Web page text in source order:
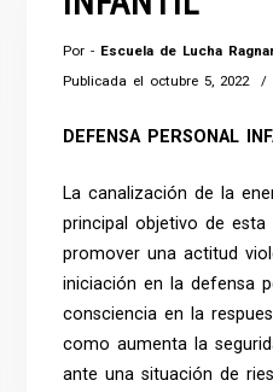
Por - Escuela de Lucha
Publicada el octubre 5, 2022
DEFENSA PERSONAL
La canalización de la
principal objetivo de
promover una actitud
iniciación en la defensa
consciencia en la
como aumenta la
ante una situación de